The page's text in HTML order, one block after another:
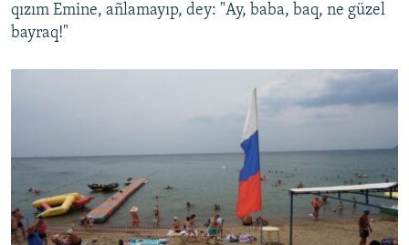
qızım Emine, añlamayıp, dey: "Ay, baba, baq, ne güzel
bayraq!"